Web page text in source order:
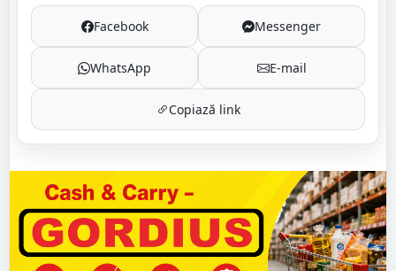
Facebook Messenger
WhatsApp E-mail
Copiază link